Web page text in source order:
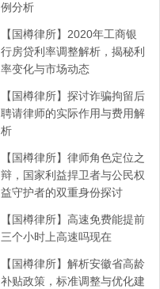
例分析
【国樽律所】2020年工商银
行房贷利率调整解析，揭秘利
率变化与市场动态
【国樽律所】探讨诈骗拘留后
聘请律师的实际作用与费用解
析
【国樽律所】律师角色定位之
辩，国家利益捍卫者与公民权
益守护者的双重身份探讨
【国樽律所】高速免费能提前
三个小时上高速吗现在
【国樽律所】解析安徽省高龄
补贴政策，标准调整与优化建